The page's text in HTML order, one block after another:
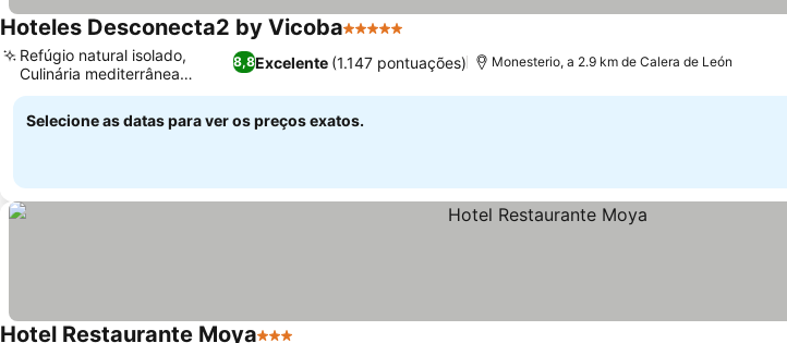
Hoteles Desconecta2 by Vicoba5 Estrelas
8,8Excelente (1.147 pontuações)
Refúgio natural isolado,
Culinária mediterrânea
gourmet
Monesterio, a 2.9 km de Calera de León
Selecione as datas para ver os preços exatos.
Hotel Restaurante Moya